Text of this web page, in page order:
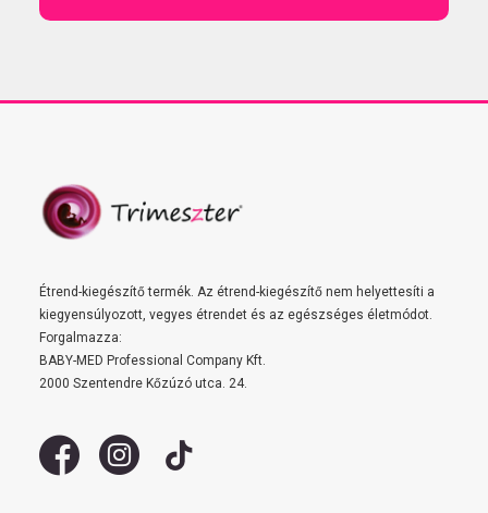
Étrend-kiegészítő termék. Az étrend-kiegészítő nem helyettesíti a
kiegyensúlyozott, vegyes étrendet és az egészséges életmódot.
Forgalmazza:
BABY-MED Professional Company Kft.
2000 Szentendre Kőzúzó utca. 24.